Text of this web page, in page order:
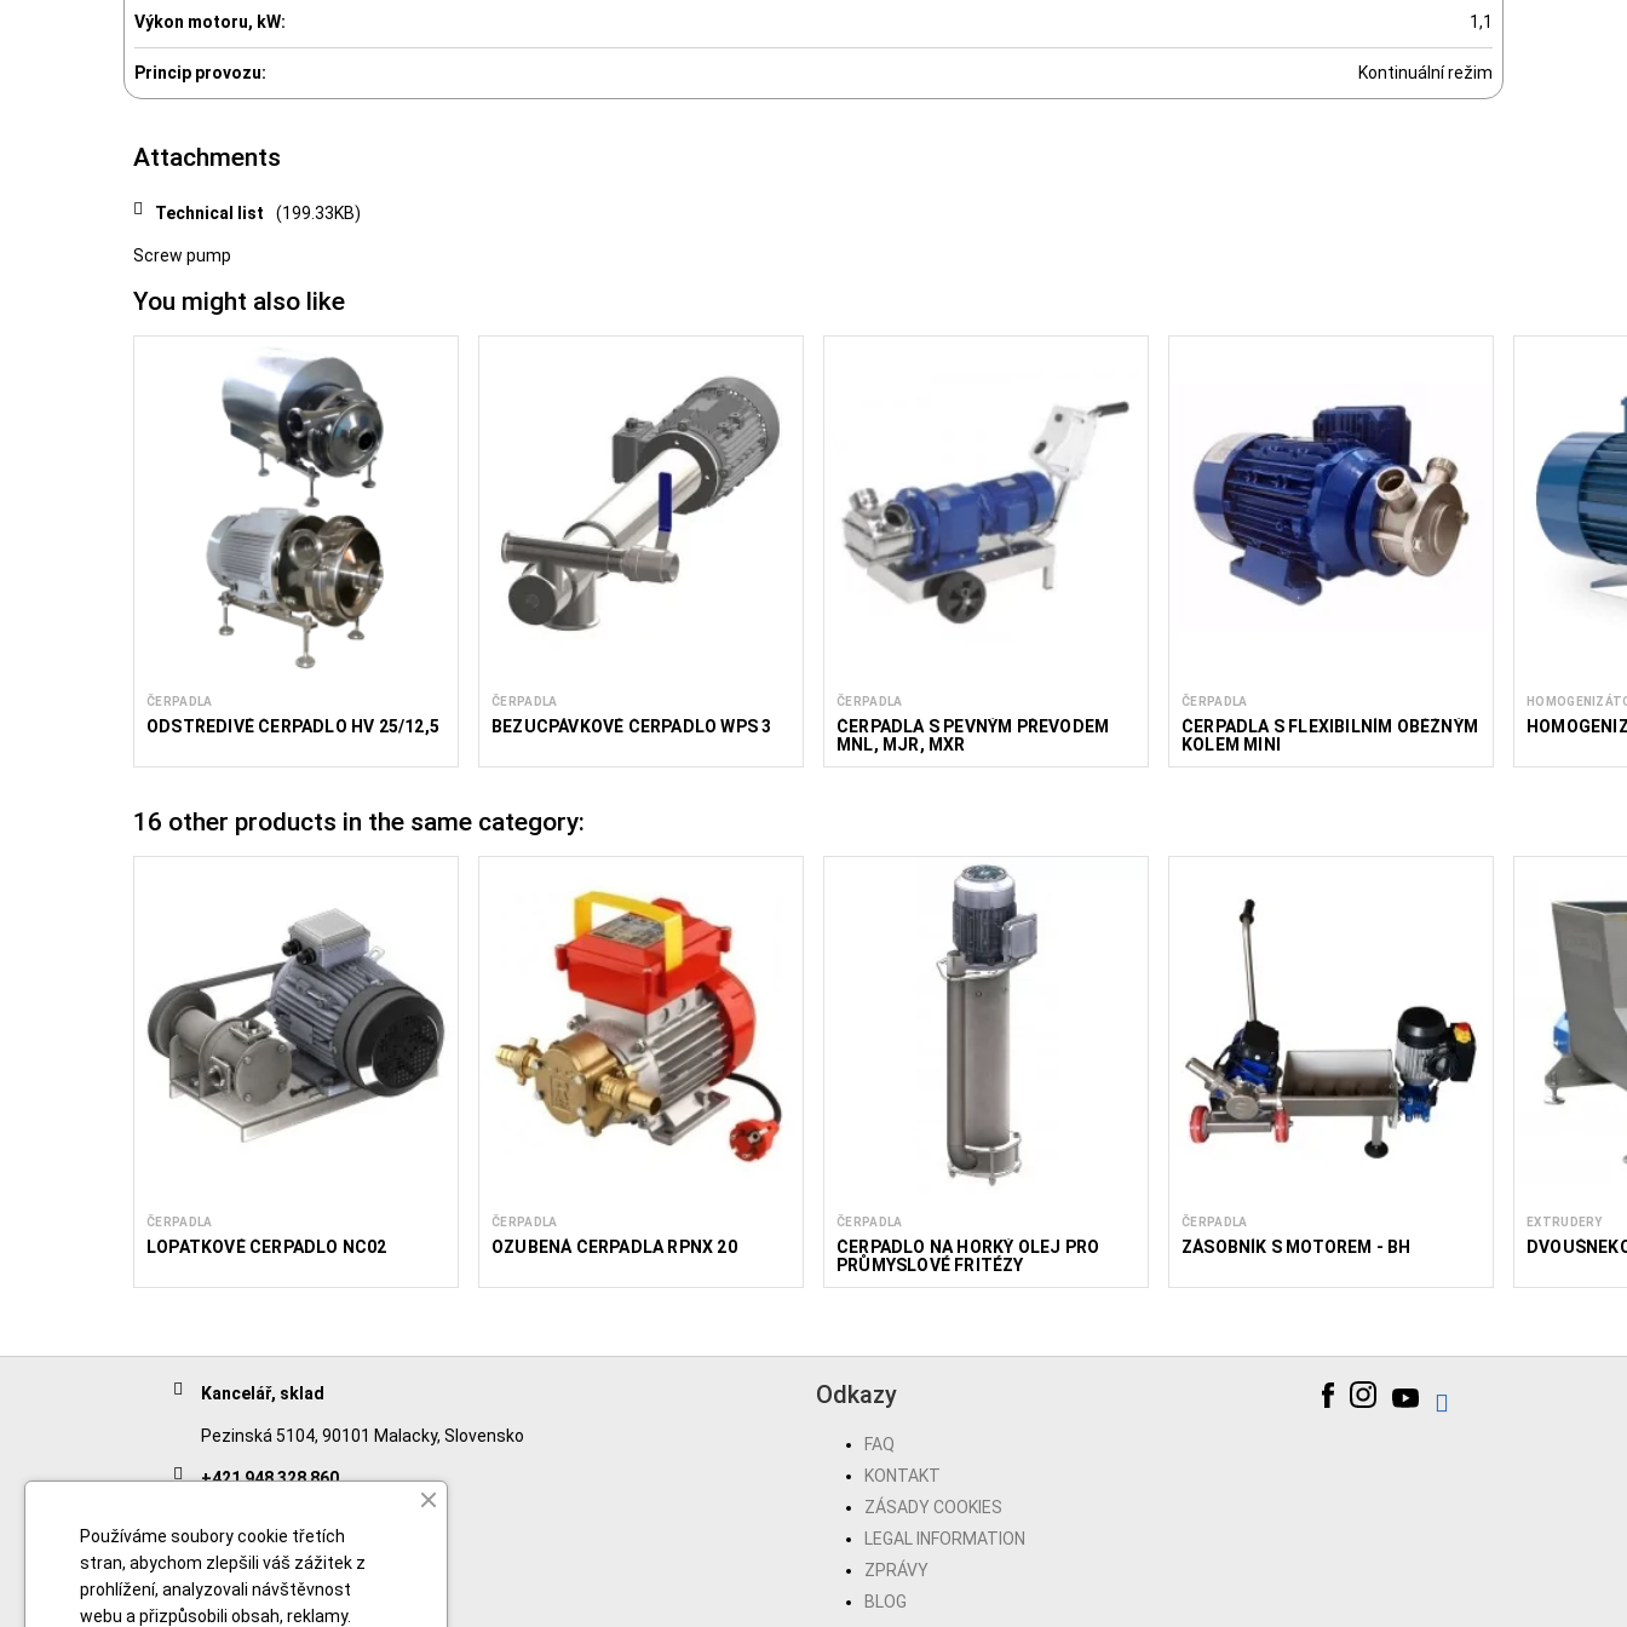
Výkon motoru, kW: 1,1
Princip provozu: Kontinuální režim
Attachments
Technical list (199.33KB)
Screw pump
You might also like
ČERPADLA
ODSTŘEDIVÉ ČERPADLO HV 25/12,5
ČERPADLA
BEZUCPÁVKOVÉ ČERPADLO WPS 3
ČERPADLA
ČERPADLA S PEVNÝM PŘEVODEM
MNL, MJR, MXR
ČERPADLA
ČERPADLA S FLEXIBILNÍM OBĚŽNÝM
KOLEM MINI
16 other products in the same category:
ČERPADLA
LOPATKOVÉ ČERPADLO NC02
ČERPADLA
OZUBENÁ ČERPADLA RPNX 20
ČERPADLA
ČERPADLO NA HORKÝ OLEJ PRO
PRŮMYSLOVÉ FRITÉZY
ČERPADLA
ZÁSOBNÍK S MOTOREM - BH
EXTRUDERY
Kancelář, sklad
Pezinská 5104, 90101 Malacky, Slovensko
+421 948 328 860
+421 911 932 091
Slovak/Czech
Odkazy
FAQ
KONTAKT
ZÁSADY COOKIES
LEGAL INFORMATION
ZPRÁVY
BLOG
Používáme soubory cookie třetích
stran, abychom zlepšili váš zážitek z
prohlížení, analyzovali návštěvnost
webu a přizpůsobili obsah, reklamy.